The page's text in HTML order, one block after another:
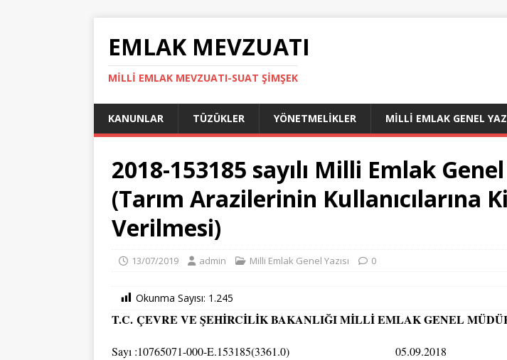
EMLAK MEVZUATI
MILLI EMLAK MEVZUATI-SUAT ŞİMŞEK
KANUNLAR TÜZÜKLER YÖNETMELIKLER MILLI EMLAK GENEL
2018-153185 sayılı Milli Emlak Genel
(Tarım Arazilerinin Kullanıcılarına
Verilmesi)
13/07/2019 admin Milli Emlak Genel Yazısı 0
Okunma Sayısı: 1.245
T.C. ÇEVRE VE ŞEHİRCİLİK BAKANLIĞIMİLLİ EMLAK GENEL
Sayı :10765071-000-E.153185(3361.0) 05.09.2018